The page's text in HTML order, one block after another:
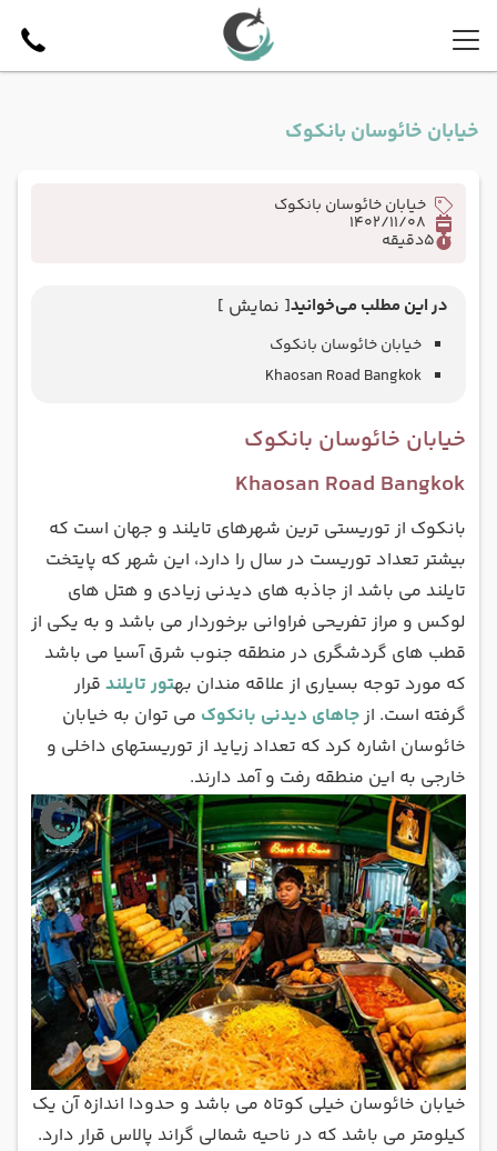
خیابان خائوسان بانکوک
خیابان خائوسان بانکوک
1402/11/08
5دقیقه
در این مطلب می‌خوانید[ نمایش ]
خیابان خائوسان بانکوک
Khaosan Road Bangkok
خیابان خائوسان بانکوک
Khaosan Road Bangkok
بانکوک از توریستی ترین شهرهای تایلند و جهان است که
بیشتر تعداد توریست در سال را دارد، این شهر که پایتخت
تایلند می باشد از جاذبه های دیدنی زیادی و هتل های
لوکس و مراز تفریحی فراوانی برخوردار می باشد و به یکی از
قطب های گردشگری در منطقه جنوب شرق آسیا می باشد
که مورد توجه بسیاری از علاقه مندان بهتور تایلند قرار
گرفته است. ازجاهای دیدنی بانکوک می توان به خیابان
خائوسان اشاره کرد که تعداد زیاید از توریستهای داخلی و
خارجی به این منطقه رفت و آمد دارند.
خیابان خائوسان خیلی کوتاه می باشد و حدودا اندازه آن یک
کیلومتر می باشد که در ناحیه شمالی گراند پالاس قرار دارد.